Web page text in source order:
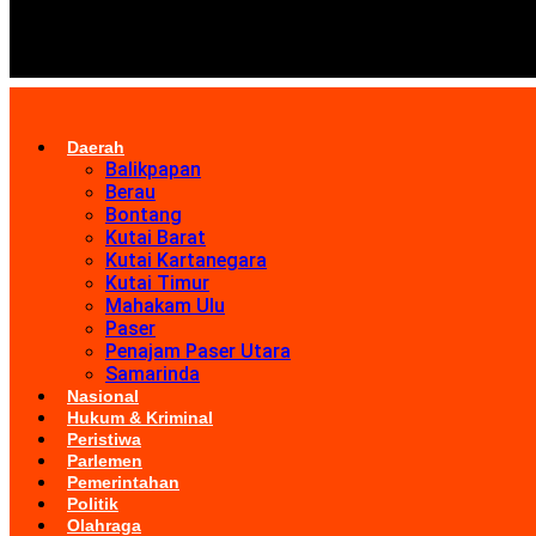
Daerah
Balikpapan
Berau
Bontang
Kutai Barat
Kutai Kartanegara
Kutai Timur
Mahakam Ulu
Paser
Penajam Paser Utara
Samarinda
Nasional
Hukum & Kriminal
Peristiwa
Parlemen
Pemerintahan
Politik
Olahraga